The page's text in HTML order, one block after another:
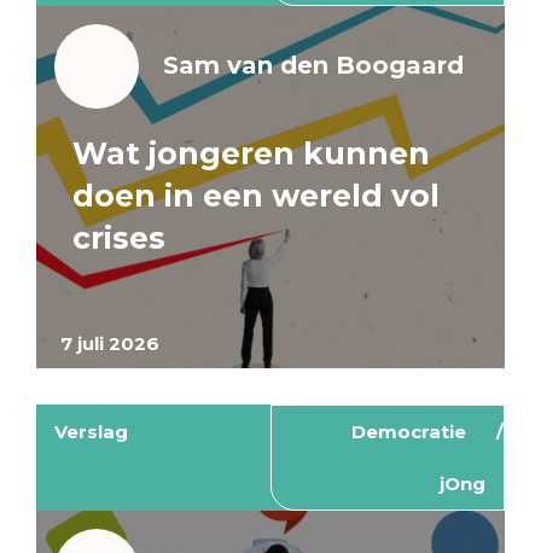
7 juli 2026
Sam van den Boogaard
Wat jongeren kunnen
doen in een wereld vol
crises
Verslag Democratie
jOng